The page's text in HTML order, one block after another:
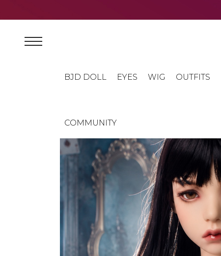
BJD DOLL EYES WIG OUTFITS
COMMUNITY